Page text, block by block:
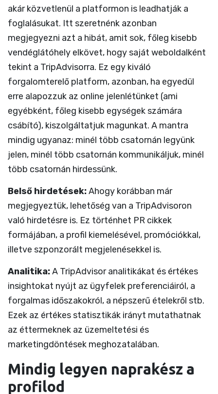
akár közvetlenül a platformon is leadhatják a
foglalásukat. Itt szeretnénk azonban
megjegyezni azt a hibát, amit sok, főleg kisebb
vendéglátóhely elkövet, hogy saját weboldalként
tekint a TripAdvisorra. Ez egy kiváló
forgalomterelő platform, azonban, ha egyedül
erre alapozzuk az online jelenlétünket (ami
egyébként, főleg kisebb egységek számára
csábító), kiszolgáltatjuk magunkat. A mantra
mindig ugyanaz: minél több csatornán legyünk
jelen, minél több csatornán kommunikáljuk, minél
több csatornán hirdessünk.
Belső hirdetések:Ahogy korábban már
megjegyeztük, lehetőség van a TripAdvisoron
való hirdetésre is. Ez történhet PR cikkek
formájában, a profil kiemelésével, promóciókkal,
illetve szponzorált megjelenésekkel is.
Analitika:A TripAdvisor analitikákat és értékes
insightokat nyújt az ügyfelek preferenciáiról, a
forgalmas időszakokról, a népszerű ételekről stb.
Ezek az értékes statisztikák irányt mutathatnak
az éttermeknek az üzemeltetési és
marketingdöntések meghozatalában.
Mindig legyen naprakész a
profilod